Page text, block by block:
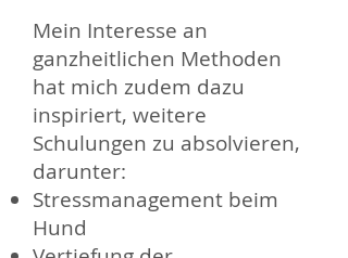
Mein Interesse an
ganzheitlichen Methoden
hat mich zudem dazu
inspiriert, weitere
Schulungen zu absolvieren,
darunter:
Stressmanagement beim
Hund